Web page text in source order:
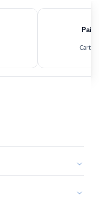
Carte,